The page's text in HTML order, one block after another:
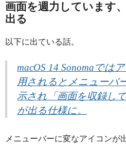
画面を週力しています
出る
以下に出ている話。
macOS 14 Sonomaでは
用されるとメニューバ
示され「画面を収録し
が出る仕様に。
メニューバーに変なアイコンが